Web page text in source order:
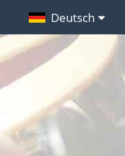
Lexikon Links
Deutsch